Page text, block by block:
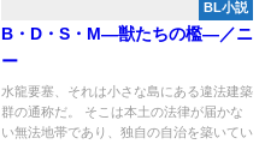
BL小説
B・D・S・M―獣たちの檻―／ニ
ー
水龍要塞、それは小さな島にある違法建築
群の通称だ。 そこは本土の法律が届かな
い無法地帯であり、独自の自治を築いてい